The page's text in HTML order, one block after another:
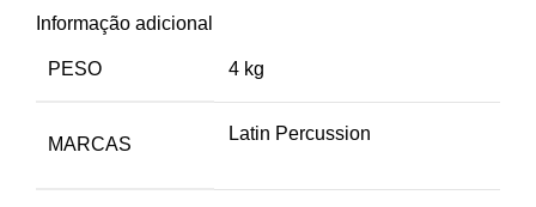
Informação adicional
PESO 4 kg
MARCAS
Latin Percussion